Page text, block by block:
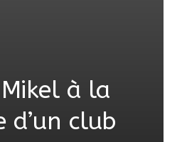
à la
d’un club